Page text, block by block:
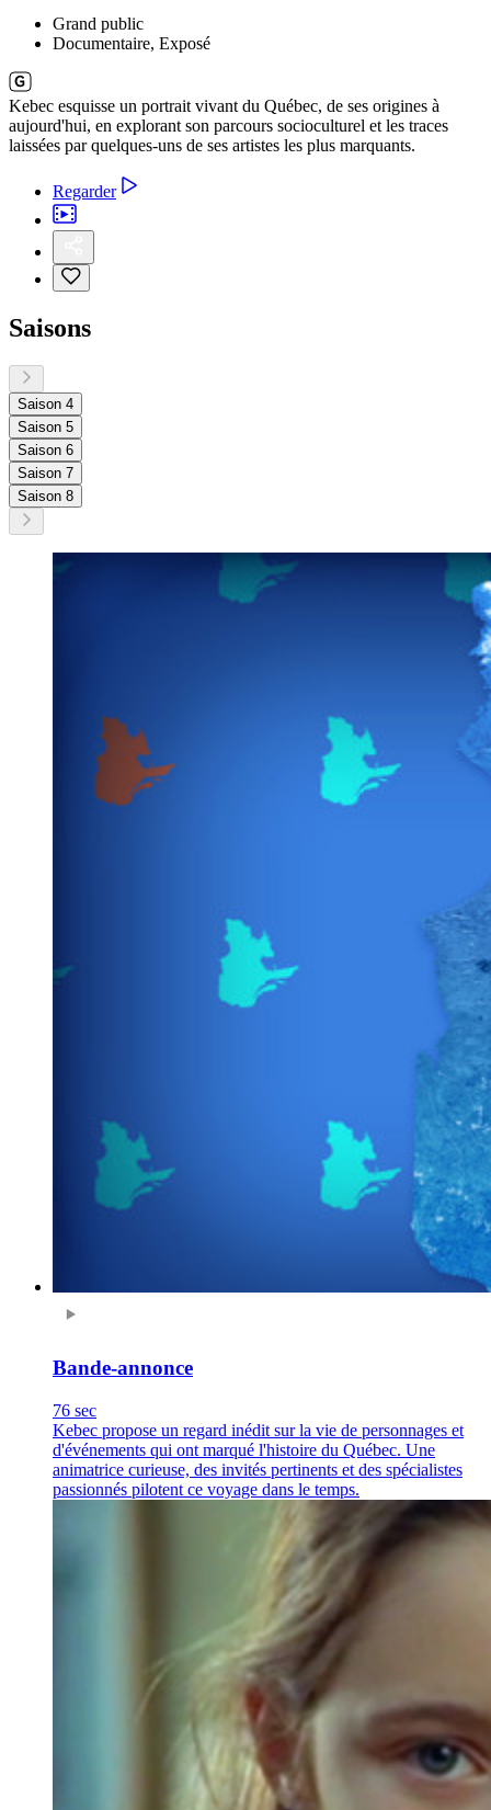
Grand public
Documentaire, Exposé
Kebec esquisse un portrait vivant du Québec, de ses origines à
aujourd'hui, en explorant son parcours socioculturel et les traces
laissées par quelques-uns de ses artistes les plus marquants.
Regarder
Saisons
Saison 4
Saison 5
Saison 6
Saison 7
Saison 8
Bande-annonce
76 sec
Kebec propose un regard inédit sur la vie de personnages et
d'événements qui ont marqué l'histoire du Québec. Une
animatrice curieuse, des invités pertinents et des spécialistes
passionnés pilotent ce voyage dans le temps.